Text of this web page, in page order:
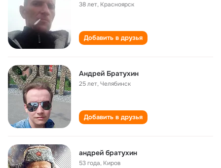
38 лет, Красноярск
Добавить в друзья
Андрей Братухин
25 лет,Челябинск
Добавить в друзья
андрей братухин
53 года, Киров